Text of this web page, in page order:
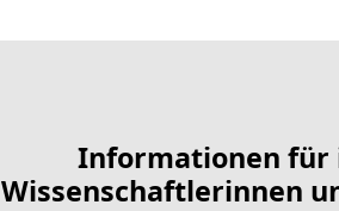
Informationen für
Wissenschaftlerinnen